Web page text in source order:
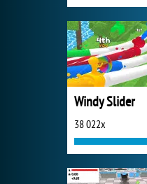
Windy Slider
38 022x